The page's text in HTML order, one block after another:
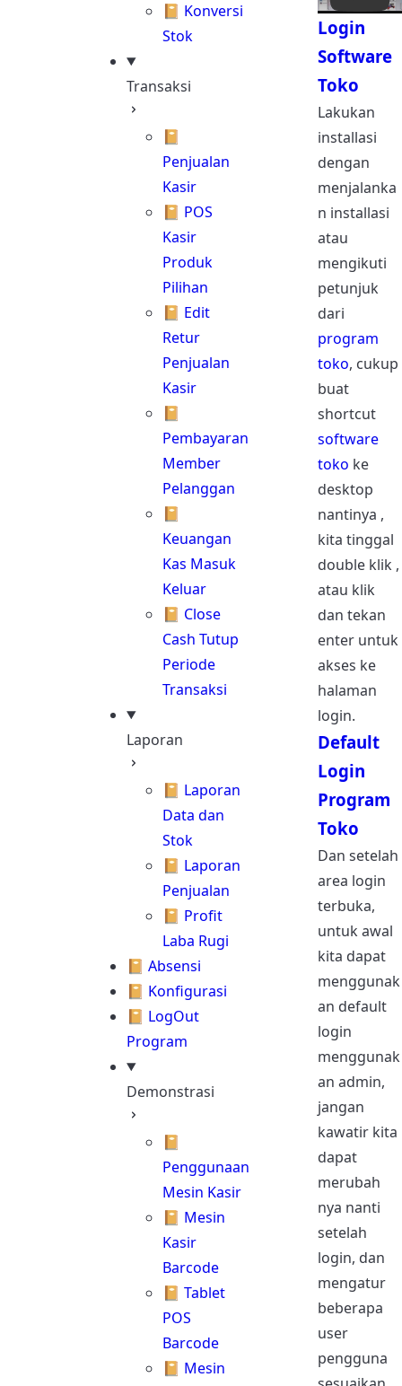
📔 Konversi
Stok
Transaksi
📔
Penjualan
Kasir
📔 POS
Kasir
Produk
Pilihan
📔 Edit
Retur
Penjualan
Kasir
📔
Pembayaran
Member
Pelanggan
📔
Keuangan
Kas Masuk
Keluar
📔 Close
Cash Tutup
Periode
Transaksi
Laporan
📔 Laporan
Data dan
Stok
📔 Laporan
Penjualan
📔 Profit
Laba Rugi
📔 Absensi
📔 Konfigurasi
📔 LogOut
Program
Demonstrasi
📔
Penggunaan
Mesin Kasir
📔 Mesin
Kasir
Barcode
📔 Tablet
POS
Barcode
📔 Mesin
Login
Software
Toko
Lakukan
installasi
dengan
menjalanka
n installasi
atau
mengikuti
petunjuk
dari
program
toko, cukup
buat
shortcut
software
toko ke
desktop
nantinya ,
kita tinggal
double klik ,
atau klik
dan tekan
enter untuk
akses ke
halaman
login.
Default
Login
Program
Toko
Dan setelah
area login
terbuka,
untuk awal
kita dapat
menggunak
an default
login
menggunak
an admin,
jangan
kawatir kita
dapat
merubah
nya nanti
setelah
login, dan
mengatur
beberapa
user
pengguna